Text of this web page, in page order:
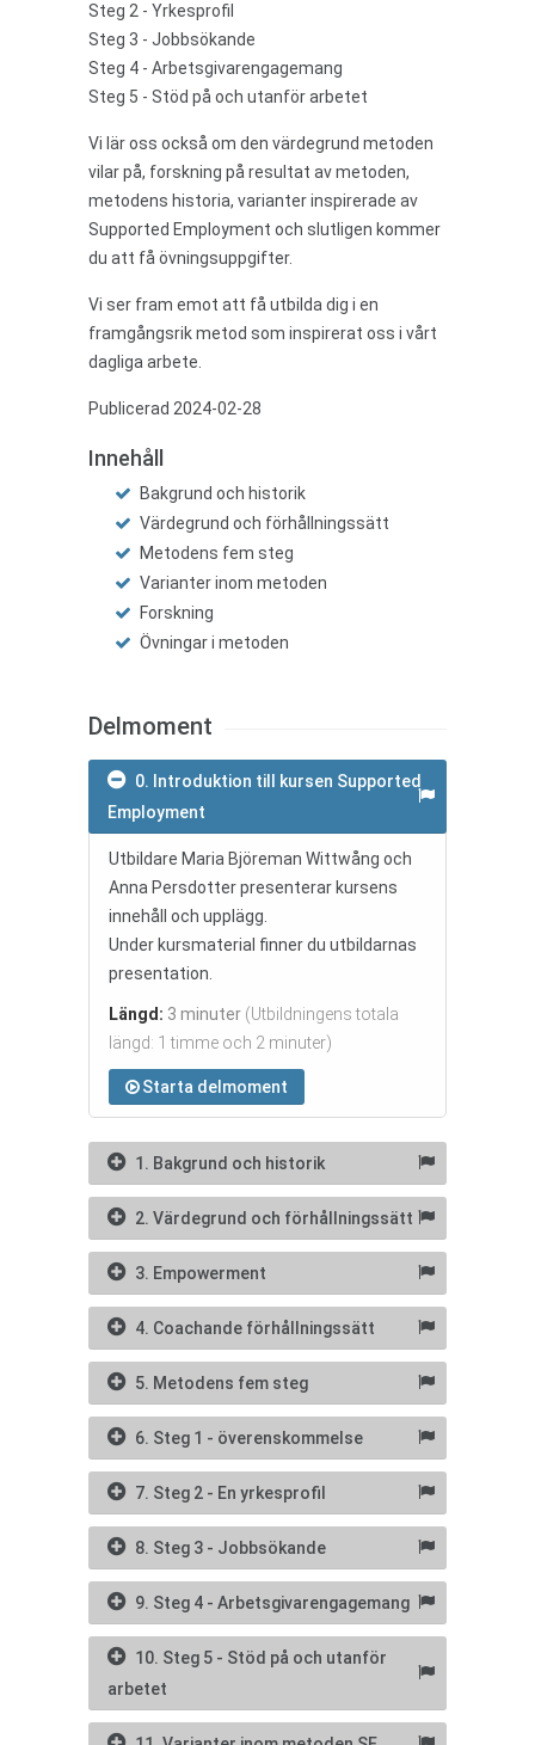
Steg 2 - Yrkesprofil
Steg 3 - Jobbsökande
Steg 4 - Arbetsgivarengagemang
Steg 5 - Stöd på och utanför arbetet
Vi lär oss också om den värdegrund metoden
vilar på, forskning på resultat av metoden,
metodens historia, varianter inspirerade av
Supported Employment och slutligen kommer
du att få övningsuppgifter.
Vi ser fram emot att få utbilda dig i en
framgångsrik metod som inspirerat oss i vårt
dagliga arbete.
Publicerad 2024-02-28
Innehåll
Bakgrund och historik
Värdegrund och förhållningssätt
Metodens fem steg
Varianter inom metoden
Forskning
Övningar i metoden
Delmoment
0. Introduktion till kursen Supported
Employment
Utbildare Maria Björeman Wittwång och
Anna Persdotter presenterar kursens
innehåll och upplägg.
Under kursmaterial finner du utbildarnas
presentation.
Längd: 3 minuter (Utbildningens totala
längd: 1 timme och 2 minuter)
Starta delmoment
1. Bakgrund och historik
2. Värdegrund och förhållningssätt
3. Empowerment
4. Coachande förhållningssätt
5. Metodens fem steg
6. Steg 1 - överenskommelse
7. Steg 2 - En yrkesprofil
8. Steg 3 - Jobbsökande
9. Steg 4 - Arbetsgivarengagemang
10. Steg 5 - Stöd på och utanför
arbetet